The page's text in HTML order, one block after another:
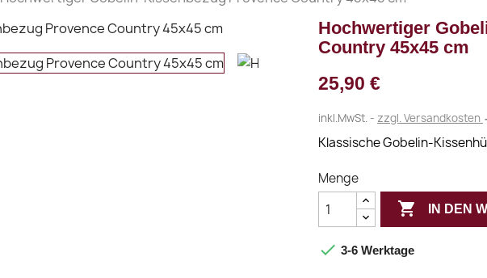
Hochwertiger
Country 45x45 cm
25,90 €
inkl.MwSt. zzgl. Versandkosten
Klassische Gobelin-
Menge
 IN DEN
 3-6 Werktage